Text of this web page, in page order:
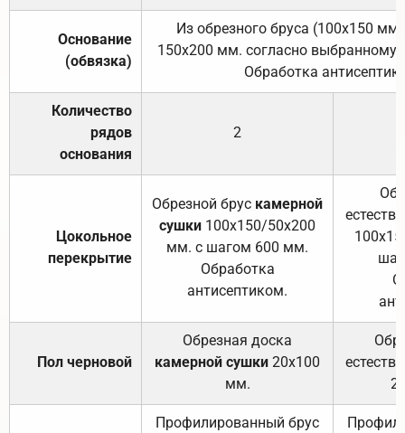
Основание
(обвязка)
Из обрезного бруса (100х150
150х200 мм. согласно выбранному
Обработка
Количество
рядов
основания
2
Цокольное
перекрытие
Обрезной брус камерной
сушки 100х150/50х200
мм. с шагом 600 мм.
Обработка
антисептиком.
Пол черновой
Обрезная доска
камерной сушки 20х100
мм.
Профилированный брус